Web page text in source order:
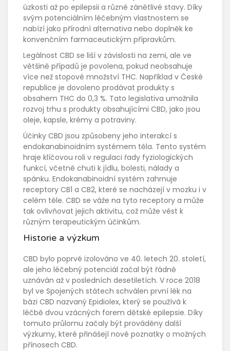
úzkosti až po epilepsii a různé zánětlivé stavy. Díky
svým potenciálním léčebným vlastnostem se
nabízí jako přírodní alternativa nebo doplněk ke
konvenčním farmaceutickým přípravkům.
Legálnost CBD se liší v závislosti na zemi, ale ve
většině případů je povolena, pokud neobsahuje
více než stopové množství THC. Například v České
republice je dovoleno prodávat produkty s
obsahem THC do 0,3 %. Tato legislativa umožnila
rozvoj trhu s produkty obsahujícími CBD, jako jsou
oleje, kapsle, krémy a potraviny.
Účinky CBD jsou způsobeny jeho interakcí s
endokanabinoidním systémem těla. Tento systém
hraje klíčovou roli v regulaci řady fyziologických
funkcí, včetně chuti k jídlu, bolesti, nálady a
spánku. Endokanabinoidní systém zahrnuje
receptory CB1 a CB2, které se nacházejí v mozku i v
celém těle. CBD se váže na tyto receptory a může
tak ovlivňovat jejich aktivitu, což může vést k
různým terapeutickým účinkům.
Historie a výzkum
CBD bylo poprvé izolováno ve 40. letech 20. století,
ale jeho léčebný potenciál začal být řádně
uznáván až v posledních desetiletích. V roce 2018
byl ve Spojených státech schválen první lék na
bázi CBD nazvaný Epidiolex, který se používá k
léčbě dvou vzácných forem dětské epilepsie. Díky
tomuto průlomu začaly být prováděny další
výzkumy, které přinášejí nové poznatky o možných
přínosech CBD.